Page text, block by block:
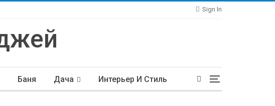
Sign In
Баня Дача Интерьер И Стиль